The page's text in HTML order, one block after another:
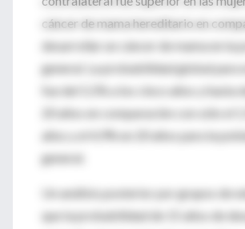
cáncer de mama hereditario en
desarrollar un cáncer de mama en la
general. La probabilidad global para
fue del 5,5% a los cinco años y hasta
20 años en comparación con sólo el
años y el 4,9% en 20 años para la
general.
Un análisis posterior por grupos de
que la probabilidad de 15 años de